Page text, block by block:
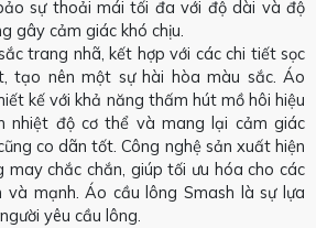
sự thoải mái tối đa với độ dài và độ
gây cảm giác khó chịu.
trang nhã, kết hợp với các chi tiết sọc
tạo nên một sự hài hòa màu sắc. Áo
kế với khả năng thấm hút mồ hôi hiệu
nhiệt độ cơ thể và mang lại cảm giác
co dãn tốt. Công nghệ sản xuất hiện
chắc chắn, giúp tối ưu hóa cho các
và mạnh. Áo cầu lông Smash là sự lựa
yêu cầu lông.